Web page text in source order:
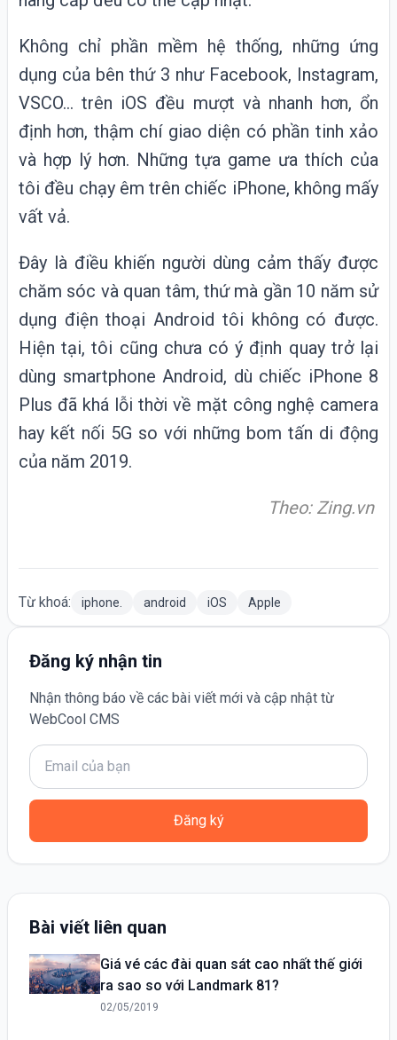
Không chỉ phần mềm hệ thống, những ứng
dụng của bên thứ 3 như Facebook, Instagram,
VSCO... trên iOS đều mượt và nhanh hơn, ổn
định hơn, thậm chí giao diện có phần tinh xảo
và hợp lý hơn. Những tựa game ưa thích của
tôi đều chạy êm trên chiếc iPhone, không mấy
vất vả.
Đây là điều khiến người dùng cảm thấy được
chăm sóc và quan tâm, thứ mà gần 10 năm sử
dụng điện thoại Android tôi không có được.
Hiện tại, tôi cũng chưa có ý định quay trở lại
dùng smartphone Android, dù chiếc iPhone 8
Plus đã khá lỗi thời về mặt công nghệ camera
hay kết nối 5G so với những bom tấn di động
của năm 2019.
Theo: Zing.vn
Từ khoá: iphone. android iOS Apple
Đăng ký nhận tin
Nhận thông báo về các bài viết mới và cập nhật từ
WebCool CMS
Đăng ký
Bài viết liên quan
Giá vé các đài quan sát cao nhất thế giới
ra sao so với Landmark 81?
02/05/2019